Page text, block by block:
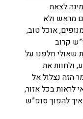
לצאת
מראש ולא
אוכל טוב,
קרוב
שאולי חלפנו על
ולחוות את
הזה נצלול אל
לראות בכל אזור,
להפוך סופ”ש